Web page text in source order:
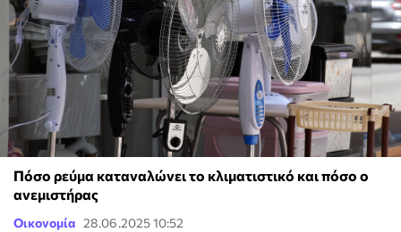
Πόσο ρεύμα καταναλώνει το κλιματιστικό και πόσο ο
ανεμιστήρας
Οικονομία 28.06.2025 10:52